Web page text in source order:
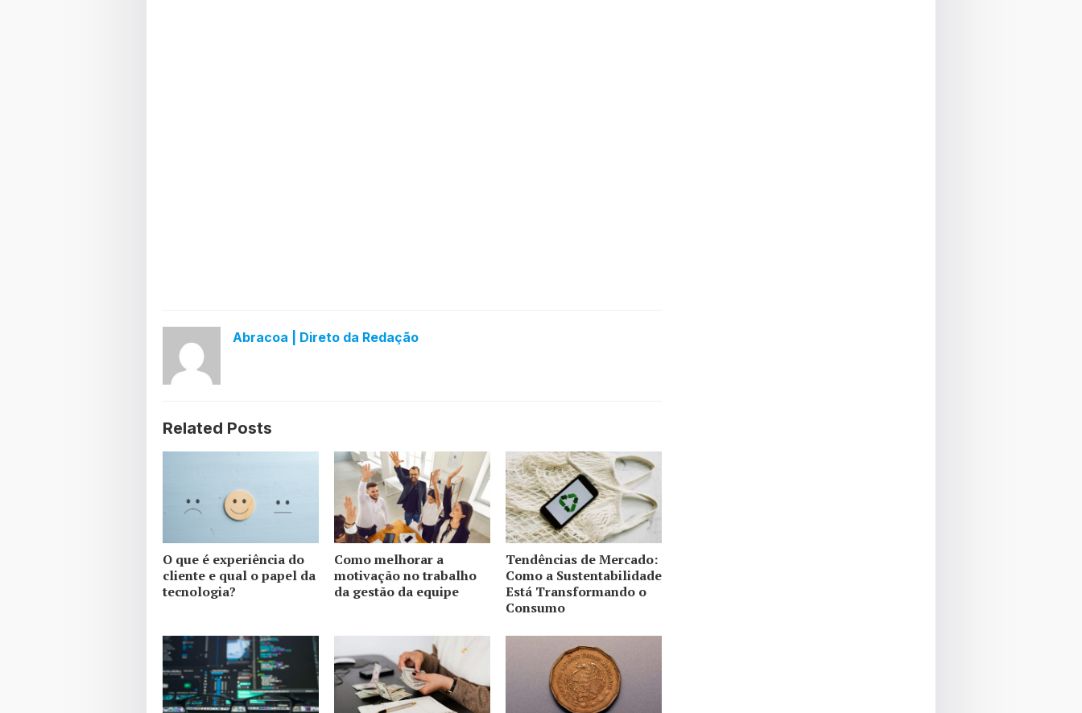
Abracoa | Direto da Redação
Related Posts
O que é experiência do
cliente e qual o papel da
tecnologia?
Como melhorar a
motivação no trabalho
da gestão da equipe
Tendências de Mercado:
Como a Sustentabilidade
Está Transformando o
Consumo